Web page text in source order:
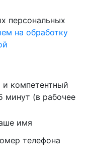
персональных
на обработку
компетентный
минут (в рабочее
имя
телефона